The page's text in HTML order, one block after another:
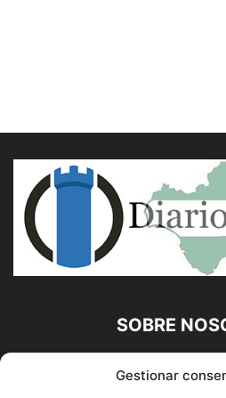
Gestionar
SOBRE
Diario Alhaurín
Francisco E. López López |